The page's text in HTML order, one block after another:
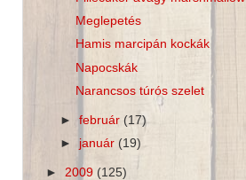
Meglepetés
Hamis marcipán kockák
Napocskák
Narancsos túrós szelet
►február(17)
► január (19)
► 2009 (125)